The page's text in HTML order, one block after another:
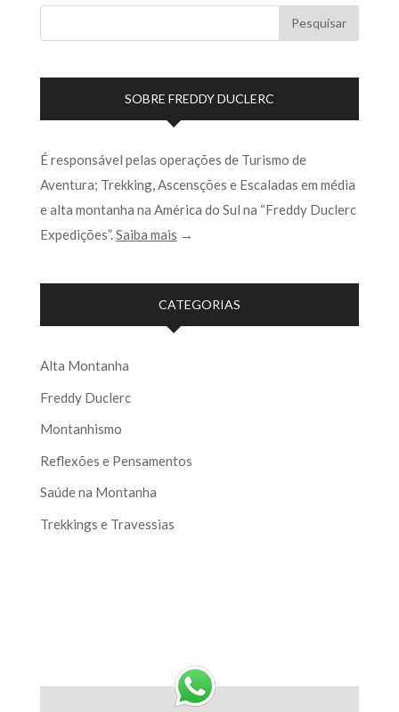
SOBRE FREDDY DUCLERC
É responsável pelas operações de Turismo de
Aventura; Trekking, Ascensções e Escaladas em média
e alta montanha na América do Sul na “Freddy Duclerc
Expedições”.Saiba mais →
CATEGORIAS
Alta Montanha
Freddy Duclerc
Montanhismo
Reflexões e Pensamentos
Saúde na Montanha
Trekkings e Travessias